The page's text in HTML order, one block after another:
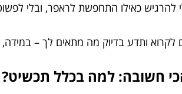
להרגיש כאילו התחפשת לראפר, ובלי
ותדע בדיוק מה מתאים לך – במידה,
חשובה: למה בכלל תכשיט?